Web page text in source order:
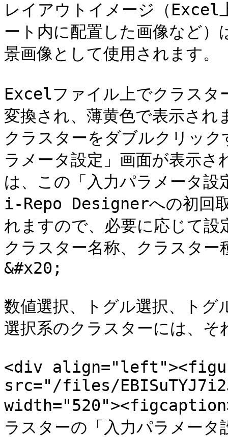
レイアウトイメージ（Excel
ート内に配置した画像など）
景画像として使用されます。
Excelファイル上でクラスタ
変換され、薄黄色で表示され
クラスターをダブルクリッ
ラメータ設定」画面が表示
は、この「入力パラメータ
i-Repo Designerへの初回取
れますので、必要に応じて
クラスター名称、クラスタ
&#x20;
数値選択、トグル選択、トグ
選択系のクラスターには、
<div
src="/files/
ラスターの「入力パラメ